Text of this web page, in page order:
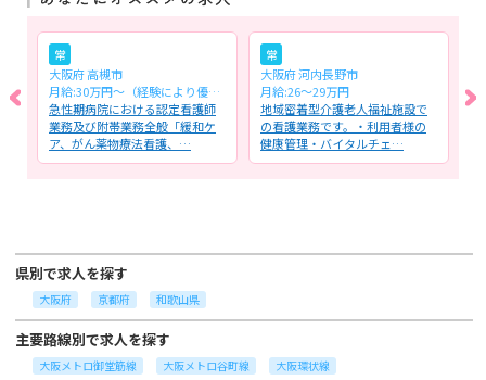
常
大阪府 高槻市
月給:30万円～（経験により優遇します）
急性期病院における認定看護師
業務及び附帯業務全般「緩和ケ
ア、がん薬物療法看護、…
常
大阪府 河内長野市
月給:26～29万円
地域密着型介護老人福祉施設で
の看護業務です。・利用者様の
健康管理・バイタルチェ…
県別で求人を探す
大阪府 京都府 和歌山県
主要路線別で求人を探す
大阪メトロ御堂筋線 大阪メトロ谷町線
大阪環状線